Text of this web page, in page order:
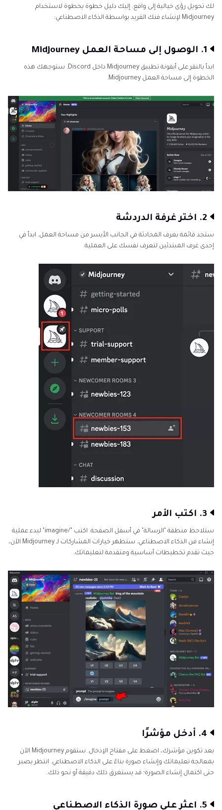
لك تحويل رؤى خيالية إلى واقع. إليك دليل خطوة بخطوة لاستخدام
Midjourney لإنشاء فنك الفريد بواسطة الذكاء الاصطناعي:
1. الوصول إلى مساحة العمل Midjourney
ابدأ بالنقر على أيقونة تطبيق Midjourney داخل Discord. ستوجهك هذه
الخطوة إلى مساحة العمل Midjourney.
2. اختر غرفة الدردشة
ستجد قائمة بغرف المحادثة في الجانب الأيسر من مساحة العمل. ابدأ في
إحدى غرف المبتدئين لتعرف نفسك على العملية.
3. اكتب الأمر
ستلاحظ منطقة "الرسالة" في أسفل الصفحة. اكتب "/imagine" لبدء عملية
إنشاء فن الذكاء الاصطناعي. ستظهر خيارات المشاركات لـ Midjourney الآن،
حيث تقدم تخطيطات أساسية ومتقدمة لتعليماتك.
4. أدخل مؤشرًا
بعد تكوين مؤشرك، اضغط على مفتاح الإدخال. ستقوم Midjourney الآن
بمعالجة تعليماتك وإنشاء صورة بناءً على الذكاء الاصطناعي. انتظر بصبر
حتى اكتمال إنشاء الصورة؛ قد يستغرق ذلك دقيقة أو نحو ذلك.
5. اعثر على صورة الذكاء الاصطناعي